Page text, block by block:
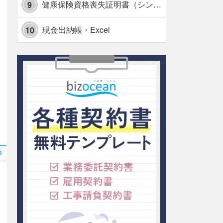
9 健康保険資格喪失証明書（シンプル表形式版）・Excel【見本付き】
10 現金出納帳・Excel